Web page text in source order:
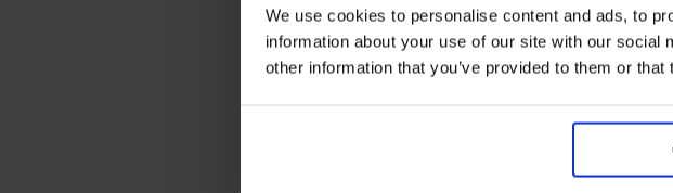
We use cookies to personalise content and ads, to
information about your use of our site with our
other information that you’ve provided to them or